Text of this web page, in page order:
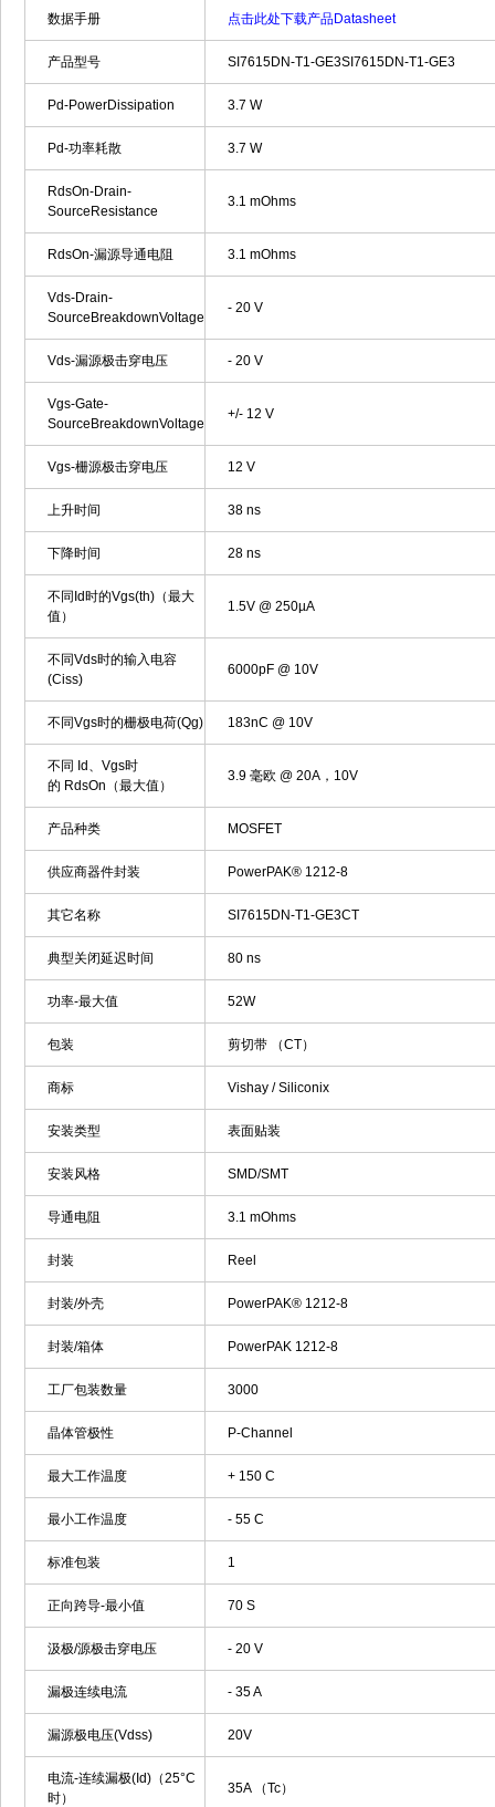
数据手册 点击此处下载产品Datasheet
产品型号 SI7615DN-T1-GE3SI7615DN-T1-GE3
Pd-PowerDissipation 3.7 W
Pd-功率耗散 3.7 W
RdsOn-Drain-
SourceResistance
3.1 mOhms
RdsOn-漏源导通电阻 3.1 mOhms
Vds-Drain-
SourceBreakdownVoltage
- 20 V
Vds-漏源极击穿电压 - 20 V
Vgs-Gate-
SourceBreakdownVoltage
+/- 12 V
Vgs-栅源极击穿电压 12 V
上升时间 38 ns
下降时间 28 ns
不同Id时的Vgs(th)（最大
值）
1.5V @ 250µA
不同Vds时的输入电容
(Ciss)
6000pF @ 10V
不同Vgs时的栅极电荷(Qg) 183nC @ 10V
不同 Id、Vgs时
的 RdsOn（最大值）
3.9 毫欧 @ 20A，10V
产品种类 MOSFET
供应商器件封装 PowerPAK® 1212-8
其它名称 SI7615DN-T1-GE3CT
典型关闭延迟时间 80 ns
功率-最大值 52W
包装 剪切带 （CT）
商标 Vishay / Siliconix
安装类型 表面贴装
安装风格 SMD/SMT
导通电阻 3.1 mOhms
封装 Reel
封装/外壳 PowerPAK® 1212-8
封装/箱体 PowerPAK 1212-8
工厂包装数量 3000
晶体管极性 P-Channel
最大工作温度 + 150 C
最小工作温度 - 55 C
标准包装 1
正向跨导-最小值 70 S
汲极/源极击穿电压 - 20 V
漏极连续电流 - 35 A
漏源极电压(Vdss) 20V
电流-连续漏极(Id)（25°C
时）
35A （Tc）